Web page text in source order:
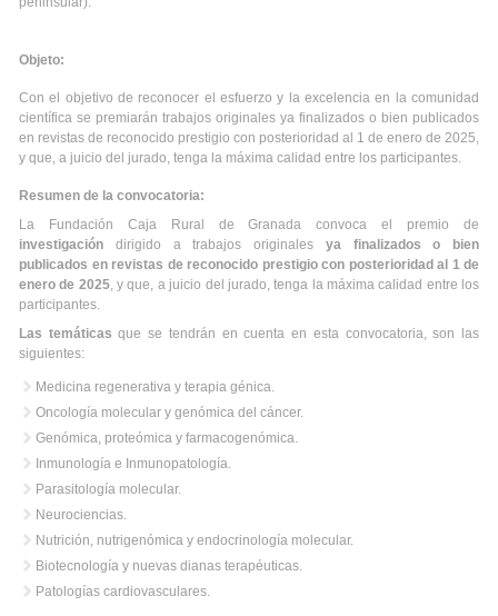
Objeto:
Con el objetivo de reconocer el esfuerzo y la excelencia en la comunidad
científica se premiarán trabajos originales ya finalizados o bien publicados
en revistas de reconocido prestigio con posterioridad al 1 de enero de 2025,
y que, a juicio del jurado, tenga la máxima calidad entre los participantes.
Resumen de la convocatoria:
La Fundación Caja Rural de Granada convoca el premio de
investigación dirigido a trabajos originales ya finalizados o bien
publicados en revistas de reconocido prestigio con posterioridad al 1 de
enero de 2025, y que, a juicio del jurado, tenga la máxima calidad entre los
participantes.
Las temáticas que se tendrán en cuenta en esta convocatoria, son las
siguientes:
Medicina regenerativa y terapia génica.
Oncología molecular y genómica del cáncer.
Genómica, proteómica y farmacogenómica.
Inmunología e Inmunopatología.
Parasitología molecular.
Neurociencias.
Nutrición, nutrigenómica y endocrinología molecular.
Biotecnología y nuevas dianas terapéuticas.
Patologías cardiovasculares.